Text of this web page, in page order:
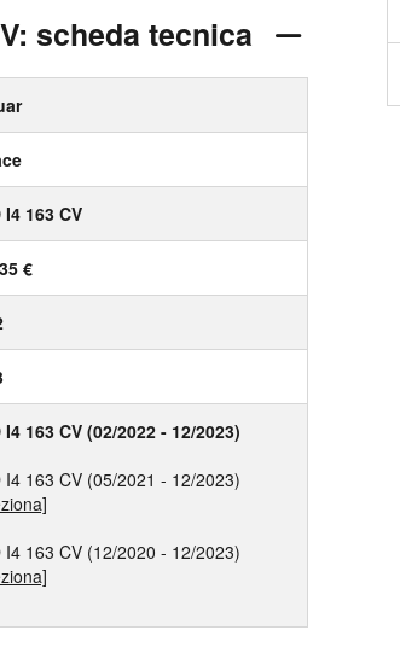
scheda tecnica
I4 163 CV
€
I4 163 CV (02/2022 - 12/2023)
I4 163 CV (05/2021 - 12/2023)
I4 163 CV (12/2020 - 12/2023)